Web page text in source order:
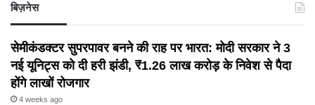
बिज़नेस
सेमीकंडक्टर सुपरपावर बनने की राह पर भारत: मोदी सरकार ने 3
नई यूनिट्स को दी हरी झंडी, ₹1.26 लाख करोड़ के निवेश से पैदा
होंगे लाखों रोजगार
4 weeks ago